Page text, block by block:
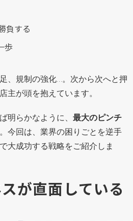
負する
歩
、規制の強化…。次から次へと押
主が頭を抱えています。
明らかなように、 最大のピンチ
今回は、業界の困りごとを逆手
大成功する戦略をご紹介しま
が直面している